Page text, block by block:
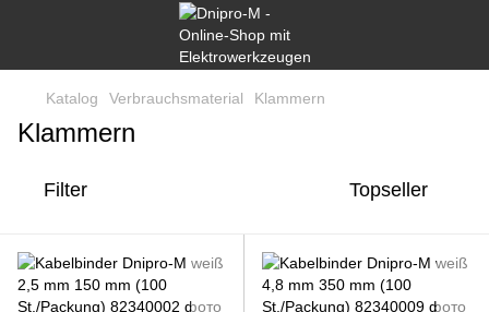
Katalog Verbrauchsmaterial Klammern
Klammern
Filter Topseller